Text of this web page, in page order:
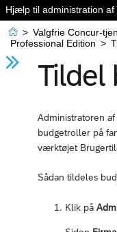
Hjælp til administration af
 > Valgfrie Concur-
Professional Edition >
Tildel
Administratoren
budgetroller på
værktøjet
Sådan tildeles
Klik på